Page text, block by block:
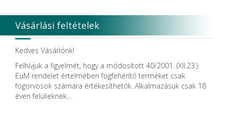
Dentsply Sirona
Detax
DFS
DIADENT
DIRECTA AB
Discus Dental PHILIPS
DISPOTECH S.r.l.
DKL
Vásárlási feltételek
Kedves Vásárlónk!
Felhívjuk a figyelmét, hogy a módosított 40/2001. (XII.23.)
EüM rendelet értelmében fogfehérítő terméket csak
fogorvosok számára értékesíthetők. Alkalmazásuk csak 18
éven felülieknek...